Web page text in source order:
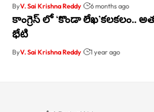
ByV. Sai Krishna Reddy 6 months ago
కాంగ్రెస్ లో ‘కొండా లేఖ’కలకలం..
భేటి
ByV. Sai Krishna Reddy 1 year ago